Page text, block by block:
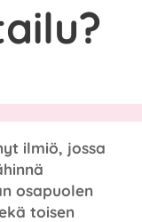
ilmiö, jossa
osapuolen
toisen